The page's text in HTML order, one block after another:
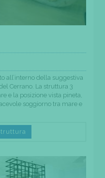
all’interno della suggestiva
Cerrano. La struttura 3
e la posizione vista pineta,
soggiorno tra mare e